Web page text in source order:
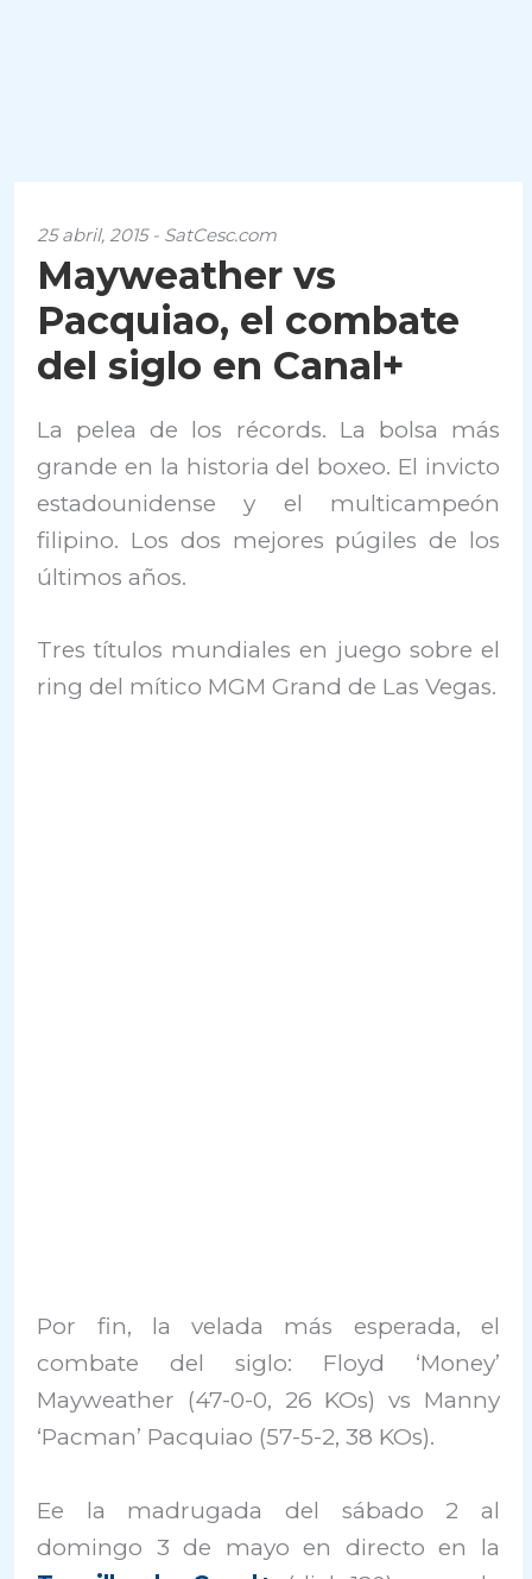
25 abril, 2015 - SatCesc.com
Mayweather vs
Pacquiao, el combate
del siglo en Canal+
La pelea de los récords. La bolsa más
grande en la historia del boxeo. El invicto
estadounidense y el multicampeón
filipino. Los dos mejores púgiles de los
últimos años.
Tres títulos mundiales en juego sobre el
ring del mítico MGM Grand de Las Vegas.
Por fin, la velada más esperada, el
combate del siglo: Floyd ‘Money’
Mayweather (47-0-0, 26 KOs) vs Manny
‘Pacman’ Pacquiao (57-5-2, 38 KOs).
Ee la madrugada del sábado 2 al
domingo 3 de mayo en directo en la